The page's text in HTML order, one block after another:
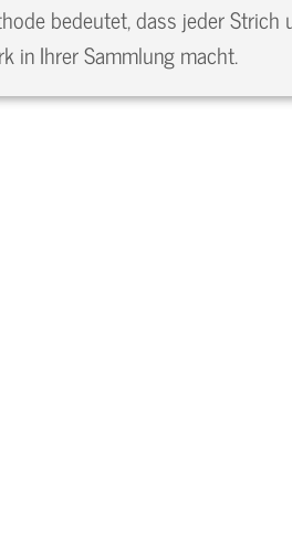
bedeutet, dass jeder Strich
in Ihrer Sammlung macht.